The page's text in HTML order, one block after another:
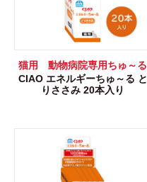
猫用 動物病院専用ちゅ～る
CIAO エネルギーちゅ～る と
りささみ 20本入り